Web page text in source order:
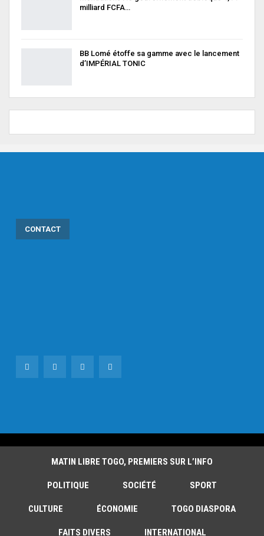
milliard FCFA…
BB Lomé étoffe sa gamme avec le lancement
d’IMPÉRIAL TONIC
CONTACT
MATIN LIBRE TOGO, PREMIERS SUR L’INFO
POLITIQUE SOCIÉTÉ SPORT
CULTURE ÉCONOMIE TOGO DIASPORA
FAITS DIVERS INTERNATIONAL